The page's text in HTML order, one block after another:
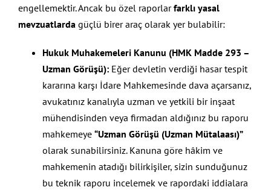
engellemektir. Ancak bu özel raporlarfarklı yasal
mevzuatlardagüçlü birer araç olarak yer bulabilir:
Hukuk Muhakemeleri Kanunu (HMK Madde 293 –
Uzman Görüşü):Eğer devletin verdiği hasar tespit
kararına karşı İdare Mahkemesinde dava açarsanız,
avukatınız kanalıyla uzman ve yetkili bir inşaat
mühendisinden veya firmadan aldığınız bu raporu
mahkemeye “Uzman Görüşü (Uzman Mütalaası)”
olarak sunabilirsiniz. Kanuna göre hâkim ve
mahkemenin atadığı bilirkişiler, sizin sunduğunuz
bu teknik raporu incelemek ve rapordaki iddialara